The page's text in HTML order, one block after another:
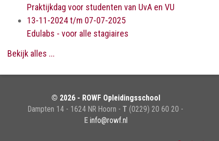
Praktijkdag voor studenten van UvA en VU
13-11-2024 t/m 07-07-2025
Edulabs - voor alle stagiaires
Bekijk alles ...
© 2026 - ROWF Opleidingsschool
Dampten 14 - 1624 NR Hoorn -T(0229) 20 60 20 -
E info@rowf.nl